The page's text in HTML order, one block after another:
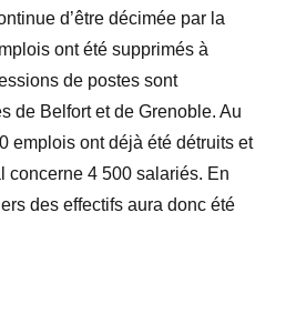
d’être décimée par la
ont été supprimés à
de postes sont
de Belfort et de Grenoble. Au
emplois ont déjà été détruits et
concerne 4 500 salariés. En
des effectifs aura donc été